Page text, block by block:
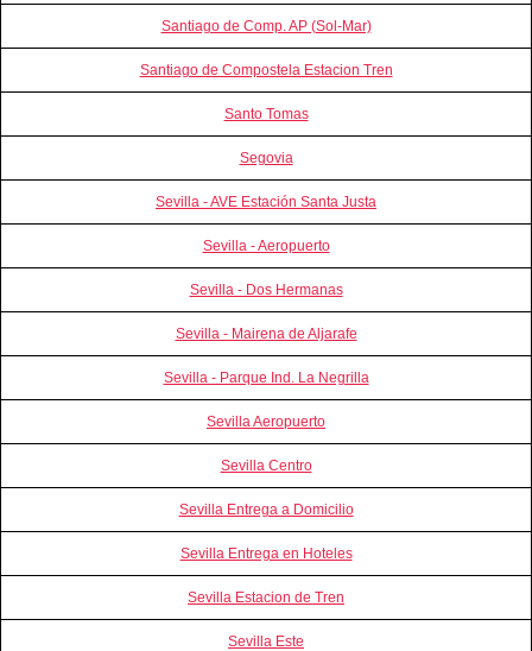
Santiago de Comp. AP (Sol-Mar)
Santiago de Compostela Estacion Tren
Santo Tomas
Segovia
Sevilla - AVE Estación Santa Justa
Sevilla - Aeropuerto
Sevilla - Dos Hermanas
Sevilla - Mairena de Aljarafe
Sevilla - Parque Ind. La Negrilla
Sevilla Aeropuerto
Sevilla Centro
Sevilla Entrega a Domicilio
Sevilla Entrega en Hoteles
Sevilla Estacion de Tren
Sevilla Este